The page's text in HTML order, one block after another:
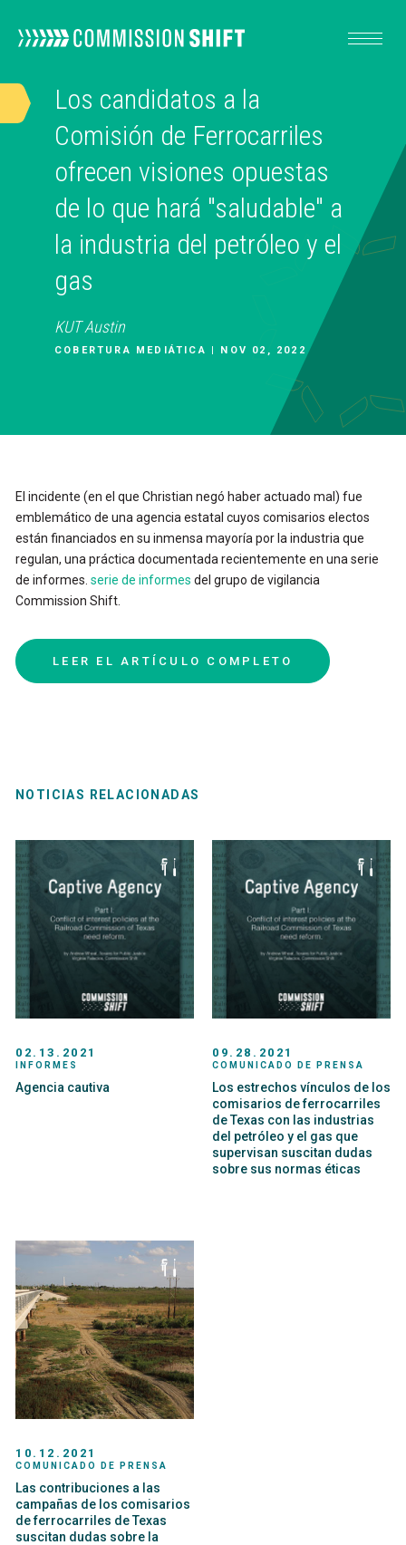
NUESTRO TRABAJO
RECURSOS
ACERCA DE
ENGLISH
Los candidatos a la
Comisión de Ferrocarriles
ofrecen visiones opuestas
de lo que hará "saludable" a
la industria del petróleo y el
gas
KUT Austin
COBERTURA MEDIÁTICA | NOV 02, 2022
El incidente (en el que Christian negó haberactuado mal) fue
emblemático de una agencia estatal cuyos comisarios electos
están financiados en su inmensa mayoría por la industria que
regulan, una práctica documentada recientemente en una serie
de informes. serie de informes del grupo de vigilancia
Commission Shift.
LEER EL ARTÍCULO COMPLETO
NOTICIAS RELACIONADAS
02.13.2021
INFORMES
Agencia cautiva
09.28.2021
COMUNICADO DE PRENSA
Los estrechos vínculos de los
comisarios de ferrocarriles
de Texas con las industrias
del petróleo y el gas que
supervisan suscitan dudas
sobre sus normas éticas
10.12.2021
COMUNICADO DE PRENSA
Las contribuciones a las
campañas de los comisarios
de ferrocarriles de Texas
suscitan dudas sobre la